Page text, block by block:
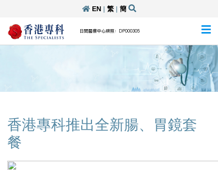
EN| 繁| 簡
日間醫療中心牌照：DP000305
香港專科推出全新腸、胃鏡套
餐